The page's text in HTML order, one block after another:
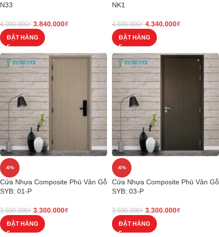
N33
4.000.000₫ 3.840.000₫
ĐẶT HÀNG
NK1
4.500.000₫ 4.340.000₫
ĐẶT HÀNG
-6%
Cửa Nhựa Composite Phủ Vân Gỗ
SYB: 01-P
3.500.000₫ 3.300.000₫
ĐẶT HÀNG
-6%
Cửa Nhựa Composite Phủ Vân Gỗ
SYB: 03-P
3.500.000₫ 3.300.000₫
ĐẶT HÀNG